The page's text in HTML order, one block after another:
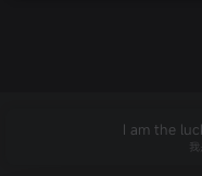
I am the